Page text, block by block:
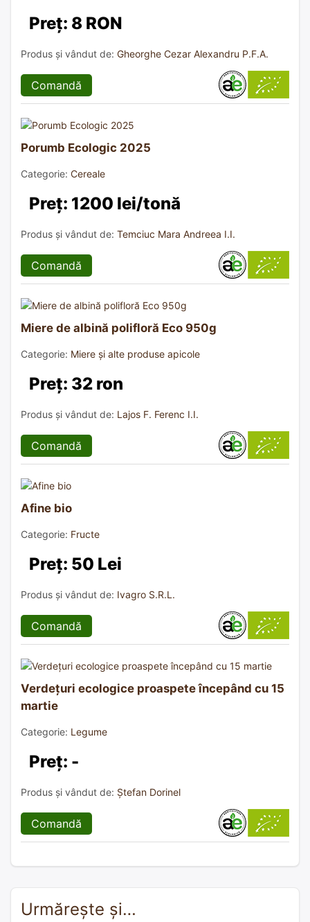
Preț: 8 RON
Produs și vândut de: Gheorghe Cezar Alexandru P.F.A.
Comandă
Porumb Ecologic 2025
Categorie: Cereale
Preț: 1200 lei/tonă
Produs și vândut de: Temciuc Mara Andreea I.I.
Comandă
Miere de albină polifloră Eco 950g
Categorie: Miere și alte produse apicole
Preț: 32 ron
Produs și vândut de: Lajos F. Ferenc I.I.
Comandă
Afine bio
Categorie: Fructe
Preț: 50 Lei
Produs și vândut de: Ivagro S.R.L.
Comandă
Verdețuri ecologice proaspete începând cu 15
martie
Categorie: Legume
Preț: -
Produs și vândut de: Ștefan Dorinel
Comandă
Urmărește și…